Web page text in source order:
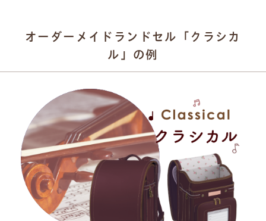
オーダーメイドランドセル「クラシカ
ル」の例